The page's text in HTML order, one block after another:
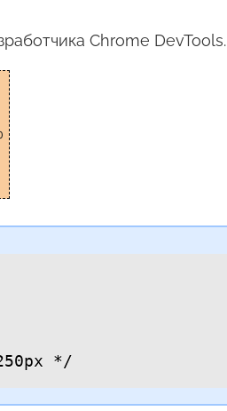
Chrome DevTools.
*/